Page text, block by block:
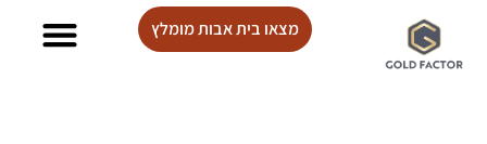
מצאו בית אבות מומלץ